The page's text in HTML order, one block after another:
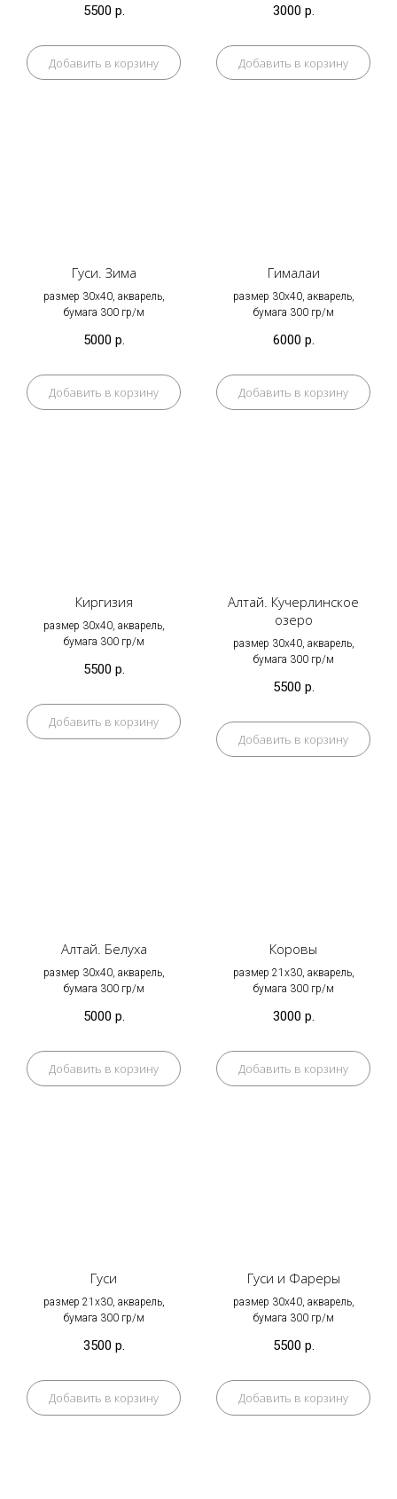
5500 р.
Добавить в корзину
3000 р.
Добавить в корзину
Гуси. Зима
размер 30х40, акварель,
бумага 300 гр/м
5000 р.
Добавить в корзину
Гималаи
размер 30х40, акварель,
бумага 300 гр/м
6000 р.
Добавить в корзину
Киргизия
размер 30х40, акварель,
бумага 300 гр/м
5500 р.
Добавить в корзину
Алтай. Кучерлинское
озеро
размер 30х40, акварель,
бумага 300 гр/м
5500 р.
Добавить в корзину
Алтай. Белуха
размер 30х40, акварель,
бумага 300 гр/м
5000 р.
Добавить в корзину
Коровы
размер 21х30, акварель,
бумага 300 гр/м
3000 р.
Добавить в корзину
Гуси
размер 21х30, акварель,
бумага 300 гр/м
3500 р.
Добавить в корзину
Гуси и Фареры
размер 30х40, акварель,
бумага 300 гр/м
5500 р.
Добавить в корзину